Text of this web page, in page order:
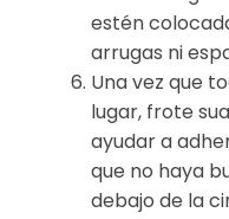
estén
arrugas ni
Una vez que
lugar, frote
ayudar a
que no haya
debajo de la